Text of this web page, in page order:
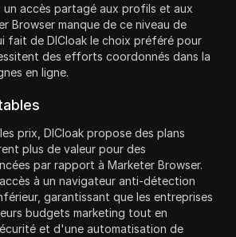
un accès partagé aux profils et aux
Browser manque de ce niveau de
fait de DICloak le choix préféré pour
des efforts coordonnés dans la
en ligne.
prix, DICloak propose des plans
plus de valeur pour des
par rapport à Marketer Browser.
à un navigateur anti-détection
garantissant que les entreprises
budgets marketing tout en
et d'une automatisation de